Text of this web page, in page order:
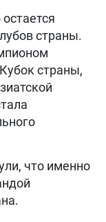
страны.
страны,
что именно